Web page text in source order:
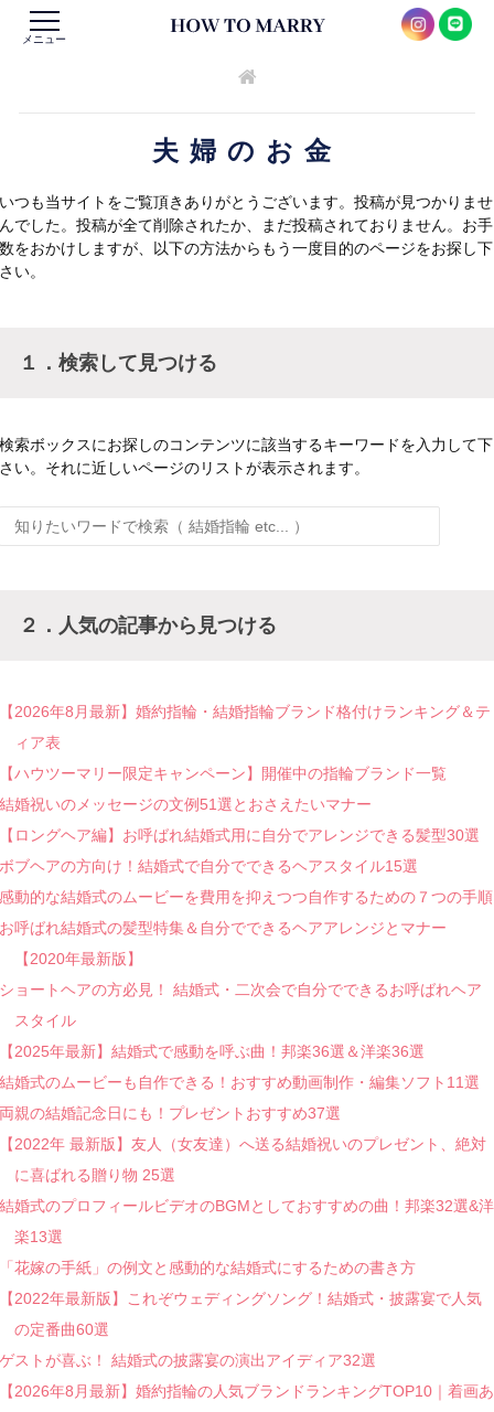
メニュー
夫婦のお金
いつも当サイトをご覧頂きありがとうございます。投稿が見つかりませ
んでした。投稿が全て削除されたか、まだ投稿されておりません。お手
数をおかけしますが、以下の方法からもう一度目的のページをお探し下
さい。
１．検索して見つける
検索ボックスにお探しのコンテンツに該当するキーワードを入力して下
さい。それに近しいページのリストが表示されます。
２．人気の記事から見つける
【2026年8月最新】婚約指輪・結婚指輪ブランド格付けランキング＆テ
ィア表
【ハウツーマリー限定キャンペーン】開催中の指輪ブランド一覧
結婚祝いのメッセージの文例51選とおさえたいマナー
【ロングヘア編】お呼ばれ結婚式用に自分でアレンジできる髪型30選
ボブヘアの方向け！結婚式で自分でできるヘアスタイル15選
感動的な結婚式のムービーを費用を抑えつつ自作するための７つの手順
お呼ばれ結婚式の髪型特集＆自分でできるヘアアレンジとマナー
【2020年最新版】
ショートヘアの方必見！ 結婚式・二次会で自分でできるお呼ばれヘア
スタイル
【2025年最新】結婚式で感動を呼ぶ曲！邦楽36選＆洋楽36選
結婚式のムービーも自作できる！おすすめ動画制作・編集ソフト11選
両親の結婚記念日にも！プレゼントおすすめ37選
【2022年 最新版】友人（女友達）へ送る結婚祝いのプレゼント、絶対
に喜ばれる贈り物 25選
結婚式のプロフィールビデオのBGMとしておすすめの曲！邦楽32選&洋
楽13選
「花嫁の手紙」の例文と感動的な結婚式にするための書き方
【2022年最新版】これぞウェディングソング！結婚式・披露宴で人気
の定番曲60選
ゲストが喜ぶ！ 結婚式の披露宴の演出アイディア32選
【2026年8月最新】婚約指輪の人気ブランドランキングTOP10｜着画あ